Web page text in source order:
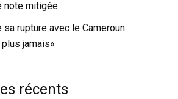
note mitigée
sa rupture avec le Cameroun
plus jamais»
récents